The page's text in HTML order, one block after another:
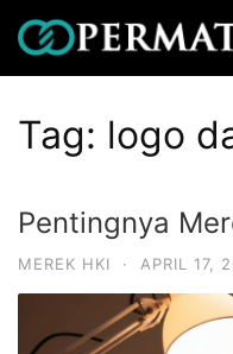
Tag: logo
Pentingnya
MEREK HKI · APRIL 17,